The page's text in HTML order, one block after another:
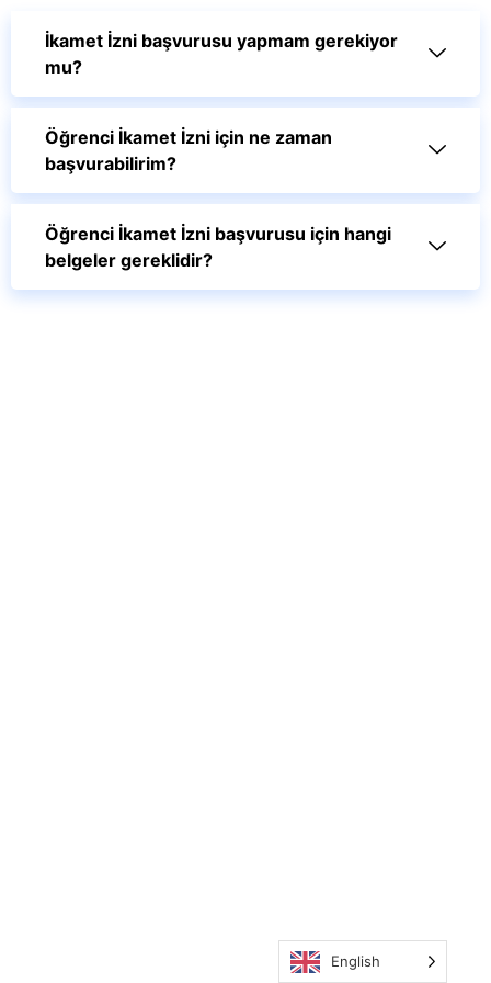
İkamet İzni başvurusu yapmam gerekiyor
mu?
Öğrenci İkamet İzni için ne zaman
başvurabilirim?
Öğrenci İkamet İzni başvurusu için hangi
belgeler gereklidir?
English